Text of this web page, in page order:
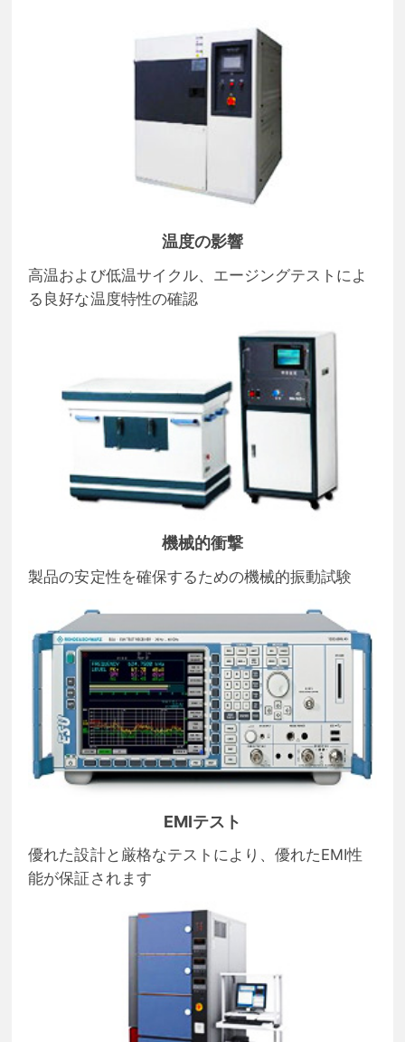
温度の影響
高温および低温サイクル、エージングテストによ
る良好な温度特性の確認
機械的衝撃
製品の安定性を確保するための機械的振動試験
EMIテスト
優れた設計と厳格なテストにより、優れたEMI性
能が保証されます